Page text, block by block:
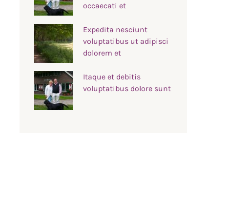
occaecati et
Expedita nesciunt
voluptatibus ut adipisci
dolorem et
Itaque et debitis
voluptatibus dolore sunt